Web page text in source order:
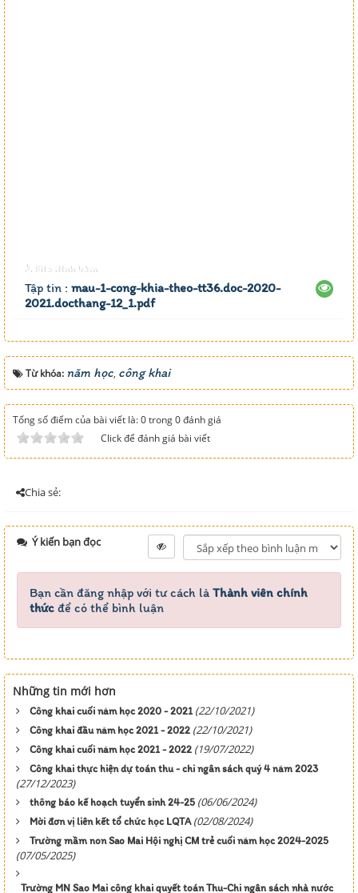
File đính kèm
Tập tin : mau-1-cong-khia-theo-tt36.doc-2020-
2021.docthang-12_1.pdf
Từ khóa: năm học, công khai
Tổng số điểm của bài viết là: 0 trong 0 đánh giá
Click để đánh giá bài viết
Chia sẻ:
Ý kiến bạn đọc
Bạn cần đăng nhập với tư cách là Thành viên chính
thức để có thể bình luận
Những tin mới hơn
Công khai cuối năm học 2020 - 2021 (22/10/2021)
Công khai đầu năm học 2021 - 2022 (22/10/2021)
Công khai cuối năm học 2021 - 2022 (19/07/2022)
Công khai thực hiện dự toán thu - chi ngân sách quý 4 năm 2023
(27/12/2023)
thông báo kế hoạch tuyển sinh 24-25 (06/06/2024)
Mời đơn vị liên kết tổ chức học LQTA (02/08/2024)
Trường mầm non Sao Mai Hội nghị CM trẻ cuối năm học 2024-2025
(07/05/2025)
Trường MN Sao Mai công khai quyết toán Thu-Chi ngân sách nhà nước